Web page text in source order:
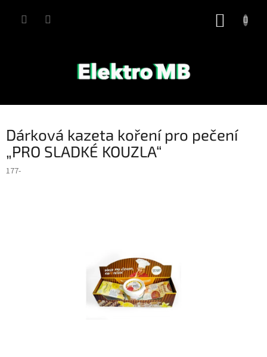
Dárková kazeta koření pro pečení
„PRO SLADKÉ KOUZLA“
177-